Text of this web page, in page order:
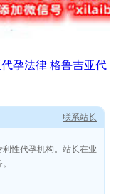
孕法律 格鲁吉亚代
性代孕机构。站长在业
联系站长